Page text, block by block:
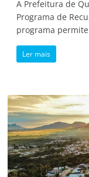
A Prefeitura de
Programa de
programa
Ler mais